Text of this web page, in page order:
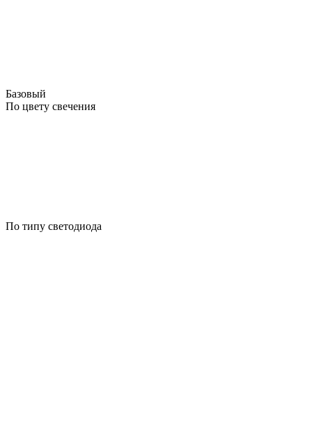
Базовый
По цвету свечения
По типу светодиода